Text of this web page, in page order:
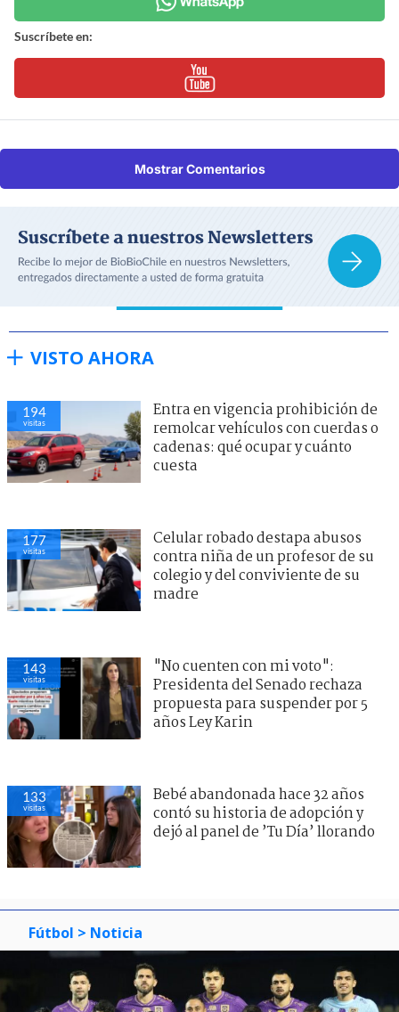
Suscríbete en:
Mostrar Comentarios
VISTO AHORA
194
visitas
Entra en vigencia prohibición de
remolcar vehículos con cuerdas o
cadenas: qué ocupar y cuánto
cuesta
177
visitas
Celular robado destapa abusos
contra niña de un profesor de su
colegio y del conviviente de su
madre
143
visitas
"No cuenten con mi voto":
Presidenta del Senado rechaza
propuesta para suspender por 5
años Ley Karin
133
visitas
Bebé abandonada hace 32 años
contó su historia de adopción y
dejó al panel de ’Tu Día’ llorando
Fútbol > Noticia